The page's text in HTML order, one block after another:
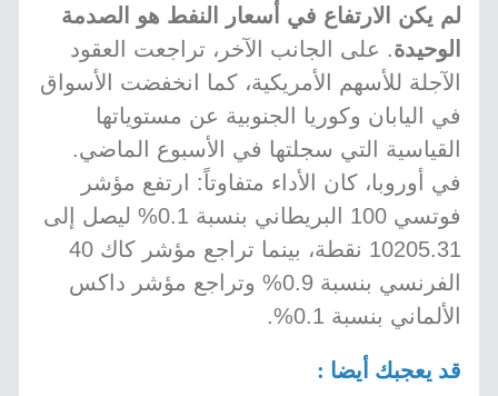
لم يكن الارتفاع في أسعار النفط هو الصدمة
الوحيدة. على الجانب الآخر، تراجعت العقود
الآجلة للأسهم الأمريكية، كما انخفضت الأسواق
في اليابان وكوريا الجنوبية عن مستوياتها
القياسية التي سجلتها في الأسبوع الماضي.
في أوروبا، كان الأداء متفاوتاً: ارتفع مؤشر
فوتسي 100 البريطاني بنسبة 0.1% ليصل إلى
10205.31 نقطة، بينما تراجع مؤشر كاك 40
الفرنسي بنسبة 0.9% وتراجع مؤشر داكس
الألماني بنسبة 0.1%.
قد يعجبك أيضا :